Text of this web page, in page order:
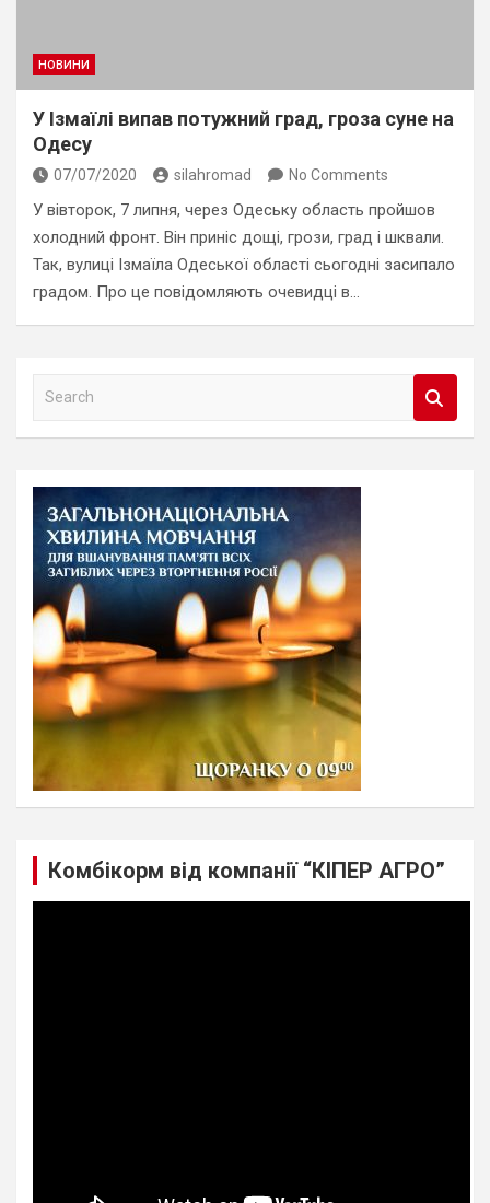
НОВИНИ
У Ізмаїлі випав потужний град, гроза суне на
Одесу
07/07/2020 silahromad No Comments
У вівторок, 7 липня, через Одеську область пройшов
холодний фронт. Він приніс дощі, грози, град і шквали.
Так, вулиці Ізмаїла Одеської області сьогодні засипало
градом. Про це повідомляють очевидці в…
a
Комбікорм від компанії “КІПЕР АГРО”